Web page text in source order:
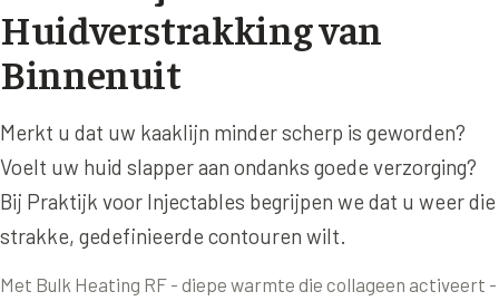
Wenkbrauwen
Kraaienpootjes
Hangende oogleden
Donkere kringen onder de ogen
Traangoot en wallen
Bocouture
Azzalure
Belotero
Ellansé
Juvéderm Voluma
Hangende Huid Profiel
Extreme Huidverslapping Profiel
Structuur Verlies Profiel
Erfelijke Jowl Profiel
HORMONAAL / METABOOL
Insuline Zwelling Profiel
Prijzen
Contact
Online boeken
Huidverstrakking van
Binnenuit
Merkt u dat uw kaaklijn minder scherp is geworden?
Voelt uw huid slapper aan ondanks goede verzorging?
Bij Praktijk voor Injectables begrijpen we dat u weer die
strakke, gedefinieerde contouren wilt.
Met Bulk Heating RF - diepe warmte die collageen activeert -